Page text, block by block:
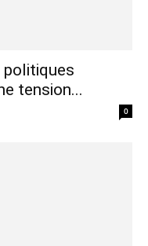
politiques
tension...
0